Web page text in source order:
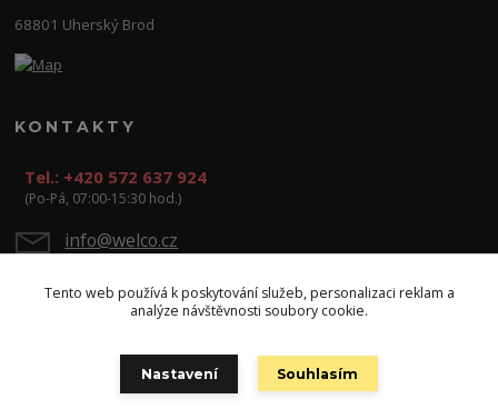
68801 Uherský Brod
KONTAKTY
Tel.: +420 572 637 924
(Po-Pá, 07:00-15:30 hod.)
info@welco.cz
Tento web používá k poskytování služeb, personalizaci reklam a
analýze návštěvnosti soubory cookie.
Nastavení Souhlasím